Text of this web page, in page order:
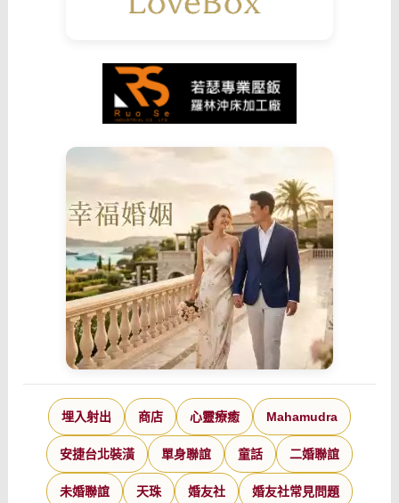
埋入射出 商店 心靈療癒 Mahamudra
安捷台北裝潢 單身聯誼 童話 二婚聯誼
未婚聯誼 天珠 婚友社 婚友社常見問題